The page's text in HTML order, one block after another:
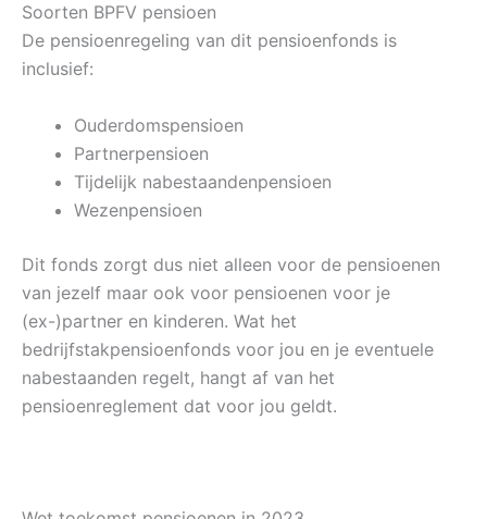
Soorten BPFV pensioen
De pensioenregeling van dit pensioenfonds is
inclusief:
Ouderdomspensioen
Partnerpensioen
Tijdelijk nabestaandenpensioen
Wezenpensioen
Dit fonds zorgt dus niet alleen voor de pensioenen
van jezelf maar ook voor pensioenen voor je
(ex-)partner en kinderen. Wat het
bedrijfstakpensioenfonds voor jou en je eventuele
nabestaanden regelt, hangt af van het
pensioenreglement dat voor jou geldt.